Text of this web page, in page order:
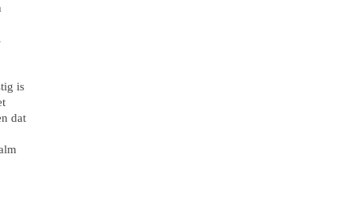
is
dat